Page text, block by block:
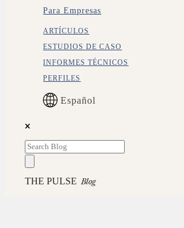
Para Empresas
ARTÍCULOS
ESTUDIOS DE CASO
INFORMES TÉCNICOS
PERFILES
Español
THE PULSE Blog